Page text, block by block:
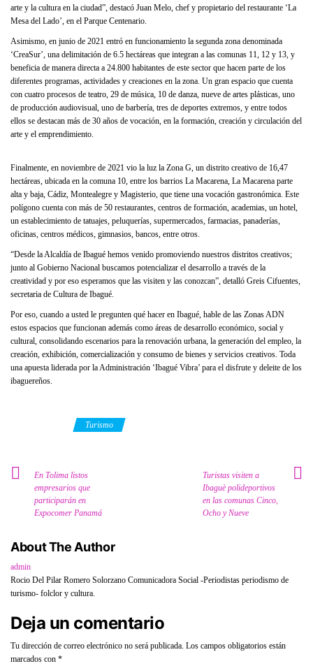
arte y la cultura en la ciudad”, destacó Juan Melo, chef y propietario del restaurante ‘La
Mesa del Lado’, en el Parque Centenario.
Asimismo, en junio de 2021 entró en funcionamiento la segunda zona denominada
‘CreaSur’, una delimitación de 6.5 hectáreas que integran a las comunas 11, 12 y 13, y
beneficia de manera directa a 24.800 habitantes de este sector que hacen parte de los
diferentes programas, actividades y creaciones en la zona. Un gran espacio que cuenta
con cuatro procesos de teatro, 29 de música, 10 de danza, nueve de artes plásticas, uno
de producción audiovisual, uno de barbería, tres de deportes extremos, y entre todos
ellos se destacan más de 30 años de vocación, en la formación, creación y circulación del
arte y el emprendimiento.
Finalmente, en noviembre de 2021 vio la luz la Zona G, un distrito creativo de 16,47
hectáreas, ubicada en la comuna 10, entre los barrios La Macarena, La Macarena parte
alta y baja, Cádiz, Montealegre y Magisterio, que tiene una vocación gastronómica. Este
polígono cuenta con más de 50 restaurantes, centros de formación, academias, un hotel,
un establecimiento de tatuajes, peluquerías, supermercados, farmacias, panaderías,
oficinas, centros médicos, gimnasios, bancos, entre otros.
“Desde la Alcaldía de Ibagué hemos venido promoviendo nuestros distritos creativos;
junto al Gobierno Nacional buscamos potencializar el desarrollo a través de la
creatividad y por eso esperamos que las visiten y las conozcan”, detalló Greis Cifuentes,
secretaria de Cultura de Ibagué.
Por eso, cuando a usted le pregunten qué hacer en Ibagué, hable de las Zonas ADN
estos espacios que funcionan además como áreas de desarrollo económico, social y
cultural, consolidando escenarios para la renovación urbana, la generación del empleo, la
creación, exhibición, comercialización y consumo de bienes y servicios creativos. Toda
una apuesta liderada por la Administración ‘Ibagué Vibra’ para el disfrute y deleite de los
ibaguereños.
Turismo
En Tolima listos
empresarios que
participarán en
Expocomer Panamá
Turistas visiten a
Ibaguè polideportivos
en las comunas Cinco,
Ocho y Nueve
About The Author
admin
Rocio Del Pilar Romero Solorzano Comunicadora Social -Periodistas periodismo de
turismo- folclor y cultura.
Deja un comentario
Tu dirección de correo electrónico no será publicada. Los campos obligatorios están
marcados con *